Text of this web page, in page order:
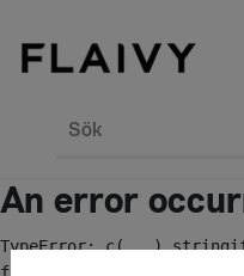
Sök
An error
TypeError: